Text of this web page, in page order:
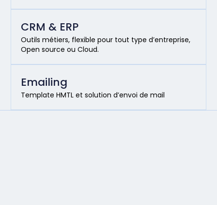
Emailing
Template HMTL et solution d’envoi de mail
CRM & ERP
Outils métiers, flexible pour tout type d’entreprise,
Open source ou Cloud.